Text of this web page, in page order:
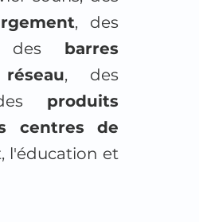
, des
des barres
, des
produits
centres de
l'éducation et